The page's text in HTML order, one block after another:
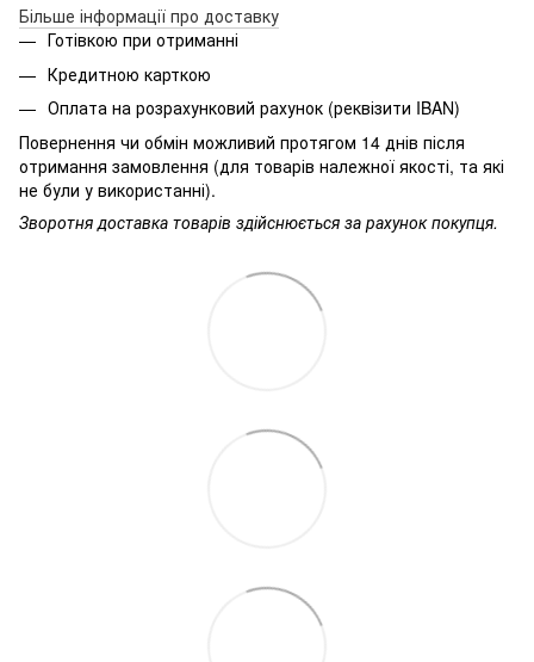
Більше інформації про доставку
Готівкою при отриманні
Кредитною карткою
Оплата на розрахунковий рахунок (реквізити IBAN)
Повернення чи обмін можливий протягом 14 днів після
отримання замовлення (для товарів належної якості, та які
не були у використанні).
Зворотня доставка товарів здійснюється за рахунок покупця.